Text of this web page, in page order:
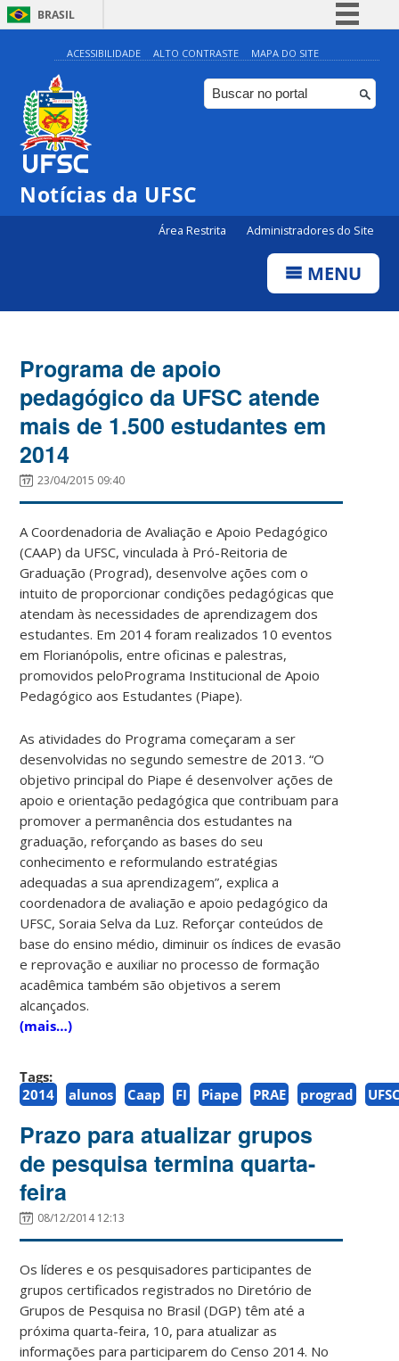
BRASIL
Simplifique!
Comunica BR
Participe
ACESSIBILIDADE ALTO CONTRASTE MAPA DO SITE
Notícias da UFSC
Área Restrita Administradores do Site
MENU
Programa de apoio
pedagógico da UFSC atende
mais de 1.500 estudantes em
2014
23/04/2015 09:40
A Coordenadoria de Avaliação e Apoio Pedagógico
(CAAP) da UFSC, vinculada à Pró-Reitoria de
Graduação (Prograd), desenvolve ações com o
intuito de proporcionar condições pedagógicas que
atendam às necessidades de aprendizagem dos
estudantes. Em 2014 foram realizados 10 eventos
em Florianópolis, entre oficinas e palestras,
promovidos peloPrograma Institucional de Apoio
Pedagógico aos Estudantes (Piape).
As atividades do Programa começaram a ser
desenvolvidas no segundo semestre de 2013. “O
objetivo principal do Piape é desenvolver ações de
apoio e orientação pedagógica que contribuam para
promover a permanência dos estudantes na
graduação, reforçando as bases do seu
conhecimento e reformulando estratégias
adequadas a sua aprendizagem”, explica a
coordenadora de avaliação e apoio pedagógico da
UFSC, Soraia Selva da Luz. Reforçar conteúdos de
base do ensino médio, diminuir os índices de evasão
e reprovação e auxiliar no processo de formação
acadêmica também são objetivos a serem
alcançados.
(mais…)
Tags:
2014
alunos Caap FI Piape PRAE prograd
Prazo para atualizar grupos
de pesquisa termina quarta-
feira
08/12/2014 12:13
Os líderes e os pesquisadores participantes de
grupos certificados registrados no Diretório de
Grupos de Pesquisa no Brasil (DGP) têm até a
próxima quarta-feira, 10, para atualizar as
informações para participarem do Censo 2014. No